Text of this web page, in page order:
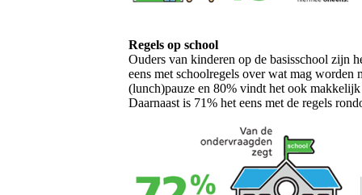
Regels op school
Ouders van kinderen op de basisschool zijn
eens met schoolregels over wat mag worden
(lunch)pauze en 80% vindt het ook
Daarnaast is 71% het eens met de regels